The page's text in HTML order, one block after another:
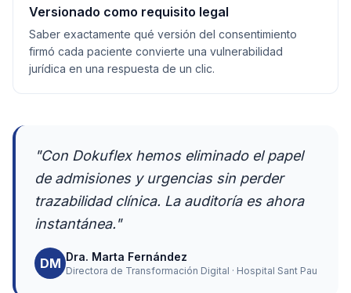
Versionado como requisito legal
Saber exactamente qué versión del consentimiento
firmó cada paciente convierte una vulnerabilidad
jurídica en una respuesta de un clic.
"Con Dokuflex hemos eliminado el papel
de admisiones y urgencias sin perder
trazabilidad clínica. La auditoría es ahora
instantánea."
DM Dra. Marta Fernández
Directora de Transformación Digital · Hospital Sant Pau